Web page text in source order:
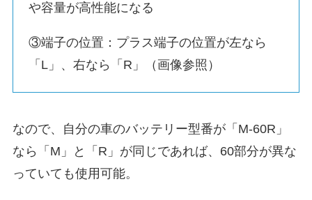
や容量が高性能になる
③端子の位置：プラス端子の位置が左なら
「L」、右なら「R」（画像参照）
なので、自分の車のバッテリー型番が「M-60R」
なら「M」と「R」が同じであれば、60部分が異な
っていても使用可能。